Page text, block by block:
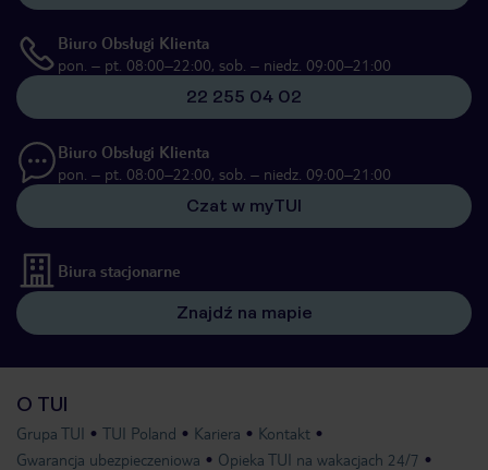
Biuro Obsługi Klienta
pon. – pt. 08:00–22:00, sob. – niedz. 09:00–21:00
22 255 04 02
Biuro Obsługi Klienta
pon. – pt. 08:00–22:00, sob. – niedz. 09:00–21:00
Czat w myTUI
Biura stacjonarne
Znajdź na mapie
O TUI
Grupa TUI TUI Poland Kariera
Kontakt
Gwarancja ubezpieczeniowa
Opieka TUI na wakacjach 24/7